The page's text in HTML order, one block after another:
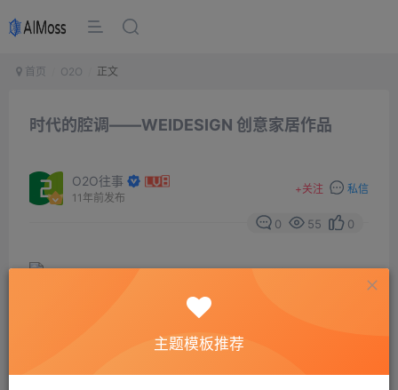
首页 O2O 正文
时代的腔调——WEIDESIGN 创意家居作品
O2O往事
11年前发布
+关注 私信
0 55 0
WEIS:专注感官生活美学之家居品牌，2011年由海外留学
主题模板推荐